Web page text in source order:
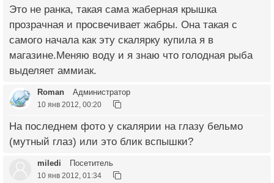
Это не ранка, такая сама жаберная крышка
прозрачная и просвечивает жабры. Она такая с
самого начала как эту скалярку купила я в
магазине.Меняю воду и я знаю что голодная рыба
выделяет аммиак.
Roman Администратор
10 янв 2012, 00:20
На последнем фото у скалярии на глазу бельмо
(мутный глаз) или это блик вспышки?
miledi Посетитель
10 янв 2012, 01:34